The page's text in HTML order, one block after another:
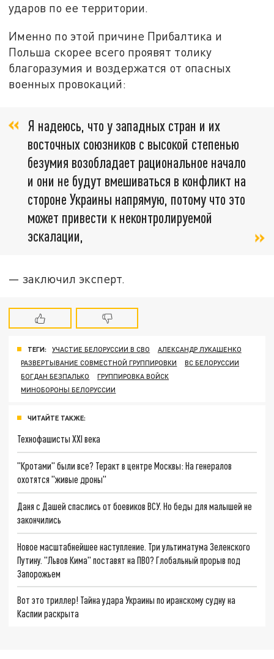
ударов по ее территории.
Именно по этой причине Прибалтика и
Польша скорее всего проявят толику
благоразумия и воздержатся от опасных
военных провокаций:
Я надеюсь, что у западных стран и их
восточных союзников с высокой степенью
безумия возобладает рациональное начало
и они не будут вмешиваться в конфликт на
стороне Украины напрямую, потому что это
может привести к неконтролируемой
эскалации,
— заключил эксперт.
ТЕГИ: УЧАСТИЕ БЕЛОРУССИИ В СВО
АЛЕКСАНДР ЛУКАШЕНКО
РАЗВЕРТЫВАНИЕ СОВМЕСТНОЙ ГРУППИРОВКИ
ВС БЕЛОРУССИИ
БОГДАН БЕЗПАЛЬКО
ГРУППИРОВКА ВОЙСК
МИНОБОРОНЫ БЕЛОРУССИИ
ЧИТАЙТЕ ТАКЖЕ:
Технофашисты XXI века
"Кротами" были все? Теракт в центре Москвы: На генералов
охотятся "живые дроны"
Даня с Дашей спаслись от боевиков ВСУ. Но беды для малышей не
закончились
Новое масштабнейшее наступление. Три ультиматума Зеленского
Путину. "Львов Кима" поставят на ПВО? Глобальный прорыв под
Запорожьем
Вот это триллер! Тайна удара Украины по иранскому судну на
Каспии раскрыта